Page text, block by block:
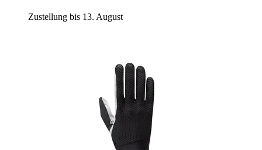
Zustellung bis 13. August